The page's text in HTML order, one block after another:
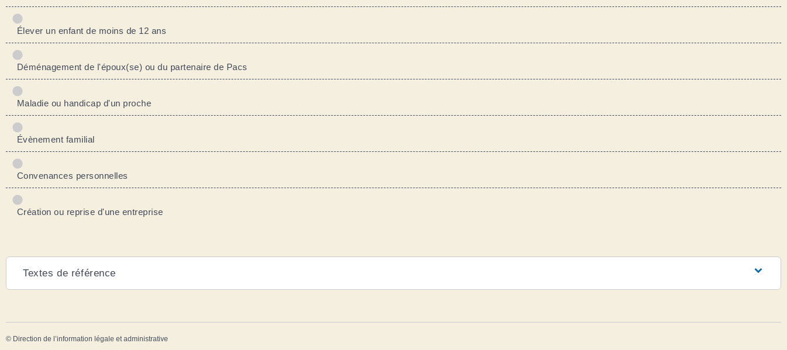
Élever un enfant de moins de 12 ans
Déménagement de l'époux(se) ou du partenaire de Pacs
Maladie ou handicap d'un proche
Évènement familial
Convenances personnelles
Création ou reprise d'une entreprise
Textes de référence
© Direction de l’information légale et administrative